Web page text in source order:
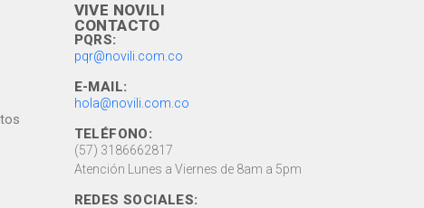
VIVE NOVILI
CONTACTO
PQRS:
pqr@novili.com.co
E-MAIL:
hola@novili.com.co
TELÉFONO:
(57) 3186662817
Atención Lunes a Viernes de 8am a 5pm
REDES SOCIALES: